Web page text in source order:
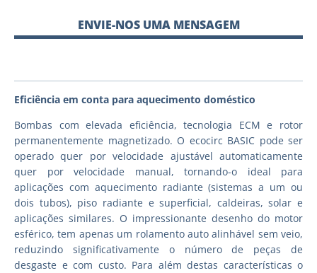
ENVIE-NOS UMA MENSAGEM
Eficiência em conta para aquecimento doméstico
Bombas com elevada eficiência, tecnologia ECM e rotor
permanentemente magnetizado. O ecocirc BASIC pode ser
operado quer por velocidade ajustável automaticamente
quer por velocidade manual, tornando-o ideal para
aplicações com aquecimento radiante (sistemas a um ou
dois tubos), piso radiante e superficial, caldeiras, solar e
aplicações similares. O impressionante desenho do motor
esférico, tem apenas um rolamento auto alinhável sem veio,
reduzindo significativamente o número de peças de
desgaste e com custo. Para além destas características o